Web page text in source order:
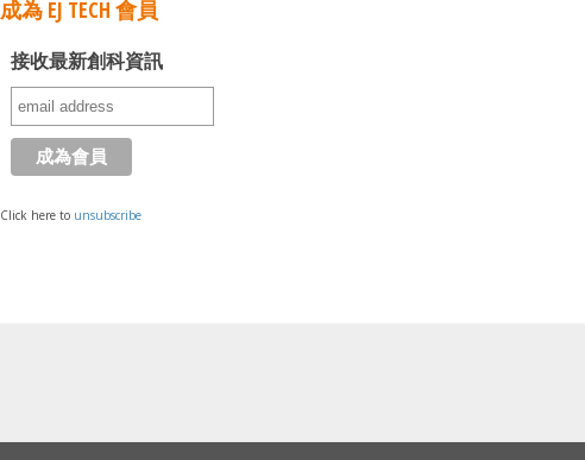
成為 EJ TECH 會員
接收最新創科資訊
Click here to unsubscribe